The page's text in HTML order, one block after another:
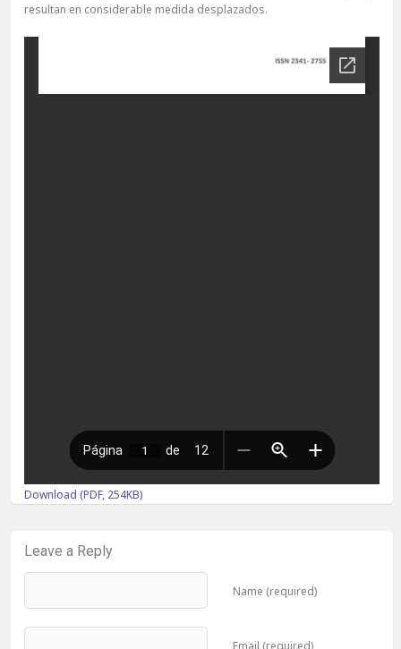
resultan en considerable medida desplazados.
Download (PDF, 254KB)
Leave a Reply
Name (required)
Email (required)